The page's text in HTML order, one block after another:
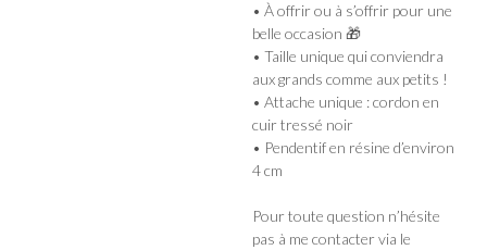
• À offrir ou à s’offrir pour une
belle occasion 🎁
• Taille unique qui conviendra
aux grands comme aux petits !
• Attache unique : cordon en
cuir tressé noir
• Pendentif en résine d’environ
4 cm
Pour toute question n’hésite
pas à me contacter via le